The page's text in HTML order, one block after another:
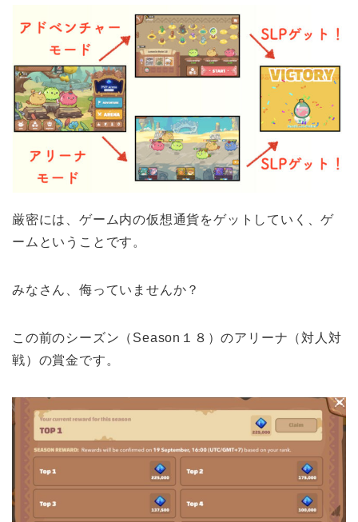
厳密には、ゲーム内の仮想通貨をゲットしていく、ゲ
ームということです。
みなさん、侮っていませんか？
この前のシーズン（Season１８）のアリーナ（対人対
戦）の賞金です。